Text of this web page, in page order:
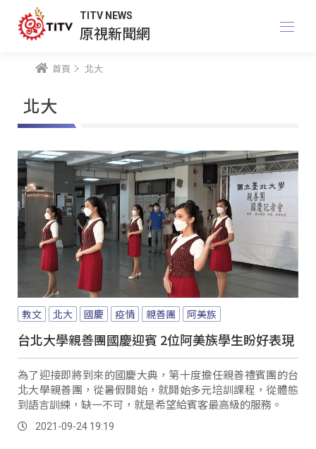
TITV NEWS
原視新聞網
首頁 北大
北大
教文 北大 國慶 疫情 親善團 阿美族
台北大學親善團國慶迎賓 2位阿美族學生盼好表現
為了迎接即將到來的國慶大典，第十度擔任親善禮賓團的台
北大學親善團，從暑假開始，就開始多元培訓課程，從體態
到語言訓練，缺一不可，就是希望給賓客最高級的服務。
2021-09-24 19:19